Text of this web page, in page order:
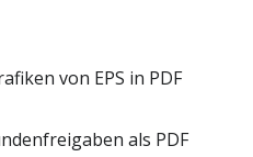
von EPS in PDF
als PDF